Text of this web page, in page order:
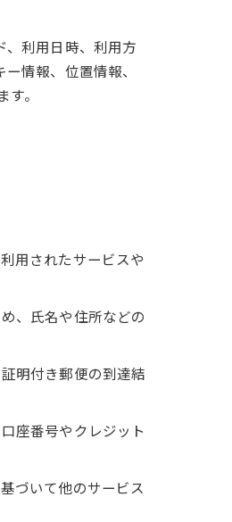
、利用日時、利用方
情報、位置情報、
。
用されたサービスや
、氏名や住所などの
明付き郵便の到達結
座番号やクレジット
づいて他のサービス